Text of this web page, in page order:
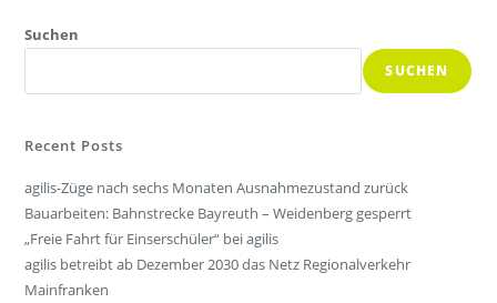
Suchen
SUCHEN
Recent Posts
agilis-Züge nach sechs Monaten Ausnahmezustand zurück
Bauarbeiten: Bahnstrecke Bayreuth – Weidenberg gesperrt
„Freie Fahrt für Einserschüler“ bei agilis
agilis betreibt ab Dezember 2030 das Netz Regionalverkehr
Mainfranken